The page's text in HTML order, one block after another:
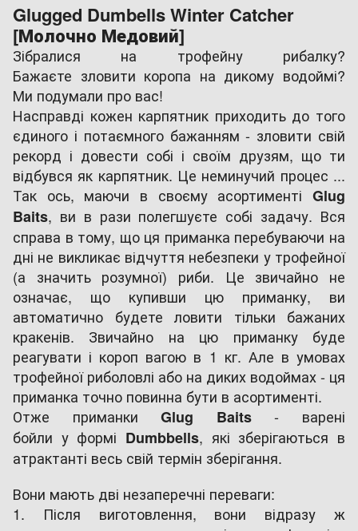
Glugged Dumbells Winter Catcher
[Молочно Медовий]
Зібралися на трофейну рибалку?
Бажаєте зловити коропа на дикому водоймі?
Ми подумали про вас!
Насправді кожен карпятник приходить до того
єдиного і потаємного бажанням - зловити свій
рекорд і довести собі і своїм друзям, що ти
відбувся як карпятник. Це неминучий процес ...
Так ось, маючи в своєму асортименті Glug
Baits, ви в рази полегшуєте собі задачу. Вся
справа в тому, що ця приманка перебуваючи на
дні не викликає відчуття небезпеки у трофейної
(а значить розумної) риби. Це звичайно не
означає, що купивши цю приманку, ви
автоматично будете ловити тільки бажаних
кракенів. Звичайно на цю приманку буде
реагувати і короп вагою в 1 кг. Але в умовах
трофейної риболовлі або на диких водоймах - ця
приманка точно повинна бути в асортименті.
Отже приманкиGlug Baits- варені
бойли у формі Dumbbells, які зберігаються в
атрактанті весь свій термін зберігання.
Вони мають дві незаперечні переваги:
1. Після виготовлення, вони відразу ж